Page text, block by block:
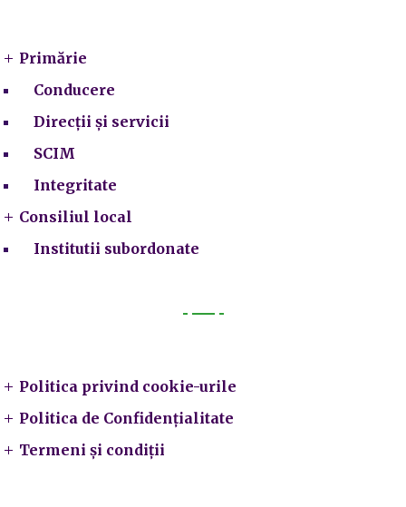
Primărie
Conducere
Direcții și servicii
SCIM
Integritate
Consiliul local
Institutii subordonate
Politica privind cookie-urile
Politica de Confidențialitate
Termeni și condiții